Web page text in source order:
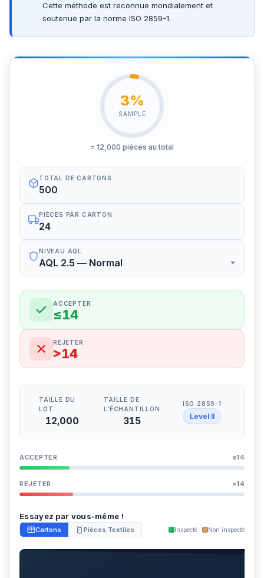
Cette méthode est reconnue mondialement et
soutenue par la norme ISO 2859-1.
TOTAL DE CARTONS
PIÈCES PAR CARTON
NIVEAU AQL
3%
SAMPLE
= 12,000 pièces au total
ACCEPTER
≤14
REJETER
>14
TAILLE DU
LOT
12,000
TAILLE DE
L'ÉCHANTILLON
315
ISO 2859-1
Level II
ACCEPTER ≤14
REJETER >14
Essayez par vous-même !
Cartons Pièces Textiles Inspecté Non inspecté